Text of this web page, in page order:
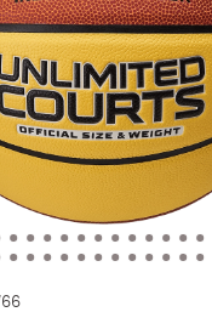
200.000 рублей.
сумма всех заказов за
400.000 рублей.